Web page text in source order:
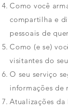
Como você
compartilha e
pessoais de
Como (e se)
visitantes do
O seu serviço
informações de
Atualizações